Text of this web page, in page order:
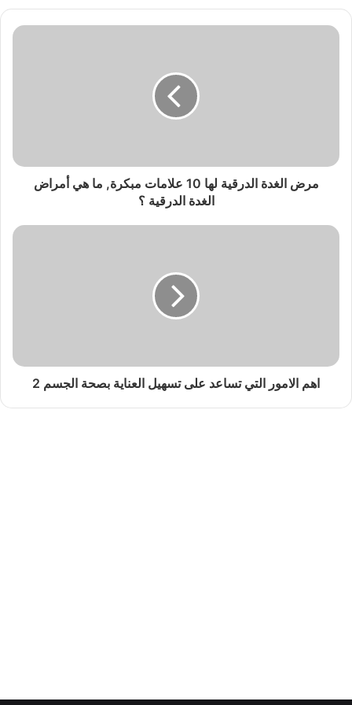
مرض الغدة الدرقية لها 10 علامات مبكرة, ما هي أمراض
الغدة الدرقية ؟
اهم الامور التي تساعد على تسهيل العناية بصحة الجسم 2